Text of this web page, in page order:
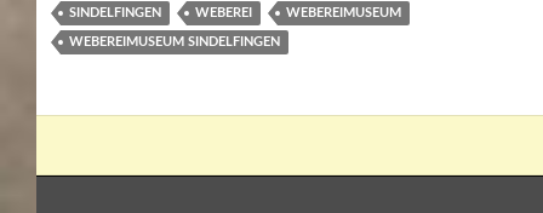
SINDELFINGEN WEBEREI WEBEREIMUSEUM
WEBEREIMUSEUM SINDELFINGEN